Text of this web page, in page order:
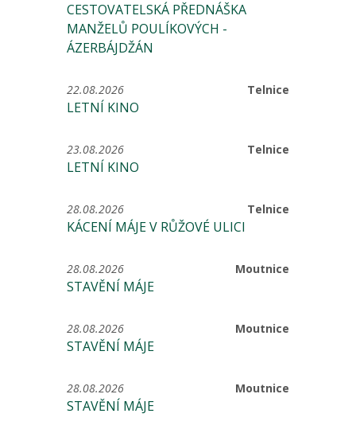
CESTOVATELSKÁ PŘEDNÁŠKA
MANŽELŮ POULÍKOVÝCH -
ÁZERBÁJDŽÁN
Telnice
22.08.2026
LETNÍ KINO
Telnice
23.08.2026
LETNÍ KINO
Telnice
28.08.2026
KÁCENÍ MÁJE V RŮŽOVÉ ULICI
Moutnice
28.08.2026
STAVĚNÍ MÁJE
Moutnice
28.08.2026
STAVĚNÍ MÁJE
Moutnice
28.08.2026
STAVĚNÍ MÁJE